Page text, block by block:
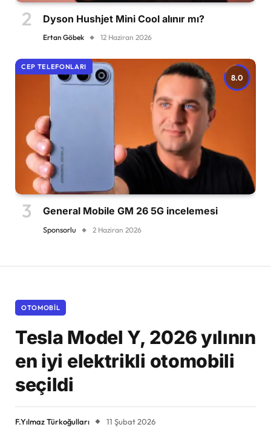
Dyson Hushjet Mini Cool alınır mı?
Ertan Göbek 12 Haziran 2026
8.0
CEP TELEFONLARI
General Mobile GM 26 5G incelemesi
Sponsorlu 2 Haziran 2026
OTOMOBIL
Tesla Model Y, 2026 yılının
en iyi elektrikli otomobili
seçildi
F.Yılmaz Türkoğulları 11 Şubat 2026